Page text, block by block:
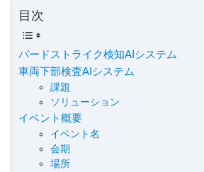
目次
バードストライク検知AIシステム
車両下部検査AIシステム
課題
ソリューション
イベント概要
イベント名
会期
場所